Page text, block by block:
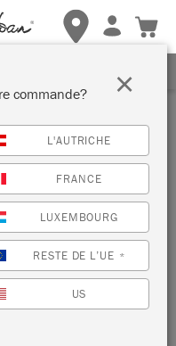
Cliquez ici
commande?
L'AUTRICHE
FRANCE
LUXEMBOURG
RESTE DE L’UE *
US
×